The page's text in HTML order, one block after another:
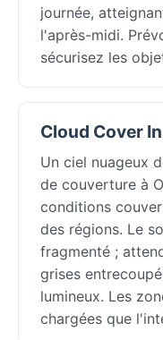
journée,
l'après-midi.
sécurisez les
Cloud Cover
Un ciel nuageux
de couverture à
conditions
des régions. Le
fragmenté ;
grises
lumineux. Les
chargées que